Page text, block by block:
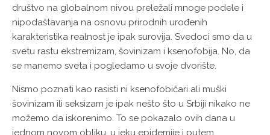
društvo na globalnom nivou preležali mnoge podele i
nipodaštavanja na osnovu prirodnih urođenih
karakteristika realnost je ipak surovija. Svedoci smo da u
svetu rastu ekstremizam, šovinizam i ksenofobija. No, da
se manemo sveta i pogledamo u svoje dvorište.
Nismo poznati kao rasisti ni ksenofobičari ali muški
šovinizam ili seksizam je ipak nešto što u Srbiji nikako ne
možemo da iskorenimo. To se pokazalo ovih dana u
jednom novom obliku, u jeku epidemije i putem